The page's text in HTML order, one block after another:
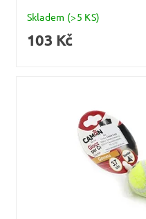
Skladem (>5 KS)
103 Kč